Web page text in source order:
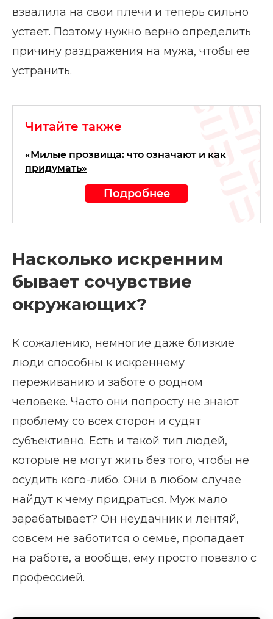
взвалила на свои плечи и теперь сильно
устает. Поэтому нужно верно определить
причину раздражения на мужа, чтобы ее
устранить.
Читайте также
«Милые прозвища: что означают и как
придумать»
Подробнее
Насколько искренним
бывает сочувствие
окружающих?
К сожалению, немногие даже близкие
люди способны к искреннему
переживанию и заботе о родном
человеке. Часто они попросту не знают
проблему со всех сторон и судят
субъективно. Есть и такой тип людей,
которые не могут жить без того, чтобы не
осудить кого-либо. Они в любом случае
найдут к чему придраться. Муж мало
зарабатывает? Он неудачник и лентяй,
совсем не заботится о семье, пропадает
на работе, а вообще, ему просто повезло с
профессией.